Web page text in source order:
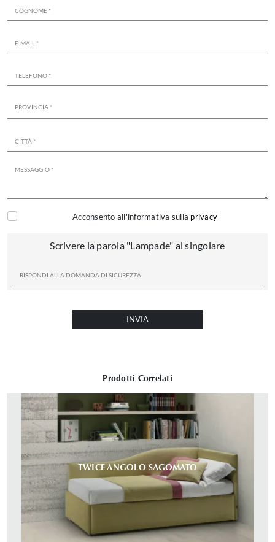
Prodotti Correlati
TWICE ANGOLO SAGOMATO
Acconsento all'informativa sulla privacy
Scrivere la parola "Lampade" al singolare
INVIA